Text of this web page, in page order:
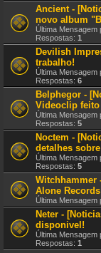
Ancient -
novo album
Última Mensagem
Respostas: 1
Devilish
trabalho!
Última Mensagem
Respostas: 6
Belphegor -
Videoclip
Última Mensagem
Respostas: 5
Noctem -
detalhes
Última Mensagem
Respostas: 5
Witchhammer
Alone
Última Mensagem
Neter -
disponivel!
Última Mensagem
Respostas: 1